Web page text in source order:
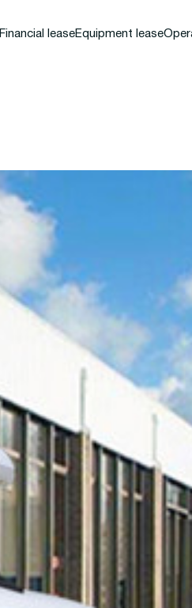
Financial leaseEquipment lease